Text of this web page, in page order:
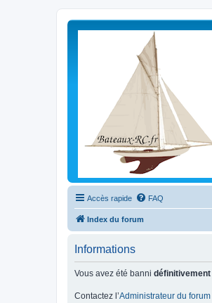
Accès rapide FAQ
Index du forum
Informations
Vous avez été banni définitivement
Contactez l’Administrateur du forum